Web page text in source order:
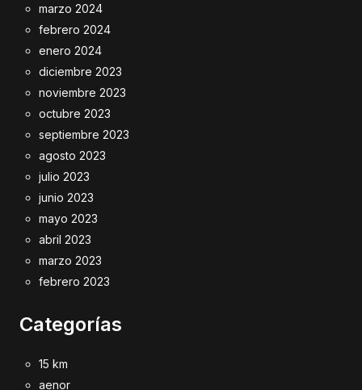
marzo 2024
febrero 2024
enero 2024
diciembre 2023
noviembre 2023
octubre 2023
septiembre 2023
agosto 2023
julio 2023
junio 2023
mayo 2023
abril 2023
marzo 2023
febrero 2023
Categorías
15 km
aenor